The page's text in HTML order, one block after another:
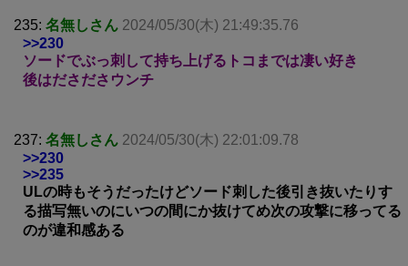
235: 名無しさん 2024/05/30(木) 21:49:35.76
>>230
ソードでぶっ刺して持ち上げるトコまでは凄い好き
後はださださウンチ
237: 名無しさん 2024/05/30(木) 22:01:09.78
>>230
>>235
ULの時もそうだったけどソード刺した後引き抜いたりす
る描写無いのにいつの間にか抜けてめ次の攻撃に移ってる
のが違和感ある